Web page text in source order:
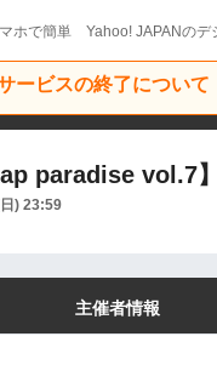
ホで簡単 Yahoo! JAPANのデ
ービスの終了について
paradise vol.7
) 23:59
主催者情報